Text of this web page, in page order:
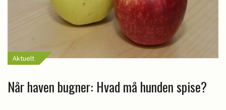
Aktuelt
Når haven bugner: Hvad må hunden spise?